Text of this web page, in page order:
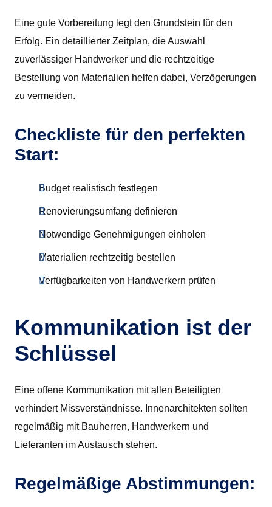
Eine gute Vorbereitung legt den Grundstein für den
Erfolg. Ein detaillierter Zeitplan, die Auswahl
zuverlässiger Handwerker und die rechtzeitige
Bestellung von Materialien helfen dabei, Verzögerungen
zu vermeiden.
Checkliste für den perfekten
Start:
Budget realistisch festlegen
Renovierungsumfang definieren
Notwendige Genehmigungen einholen
Materialien rechtzeitig bestellen
Verfügbarkeiten von Handwerkern prüfen
Kommunikation ist der
Schlüssel
Eine offene Kommunikation mit allen Beteiligten
verhindert Missverständnisse. Innenarchitekten sollten
regelmäßig mit Bauherren, Handwerkern und
Lieferanten im Austausch stehen.
Regelmäßige Abstimmungen: